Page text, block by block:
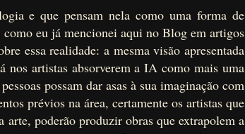
e que pensam nela como uma forma de
eu já mencionei aqui no Blog em artigos
essa realidade: a mesma visão apresentada
artistas absorverem a IA como mais uma
possam dar asas à sua imaginação com
prévios na área, certamente os artistas que
poderão produzir obras que extrapolem a